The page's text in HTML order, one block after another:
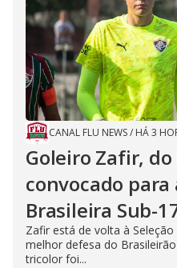
CANAL FLU NEWS/ HÁ 3
Goleiro Zafir,
convocado para
Brasileira Sub-
Zafir está de volta à
melhor defesa do
tricolor foi...